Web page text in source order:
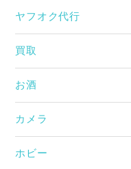
ヤフオク代行
買取
お酒
カメラ
ホビー